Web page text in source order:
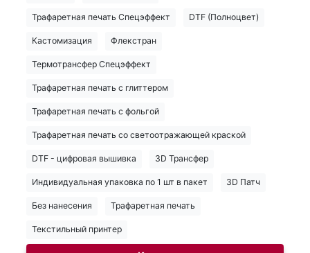
Трафаретная печать Спецэффект DTF (Полноцвет)
Кастомизация Флекстран
Термотрансфер Спецэффект
Трафаретная печать с глиттером
Трафаретная печать с фольгой
Трафаретная печать со светоотражающей краской
DTF - цифровая вышивка 3D Трансфер
Индивидуальная упаковка по 1 шт в пакет 3D Патч
Без нанесения Трафаретная печать
Текстильный принтер